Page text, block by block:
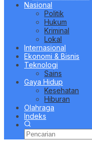
Nasional
Politik
Hukum
Kriminal
Lokal
Internasional
Ekonomi & Bisnis
Teknologi
Sains
Gaya Hidup
Kesehatan
Hiburan
Olahraga
Indeks